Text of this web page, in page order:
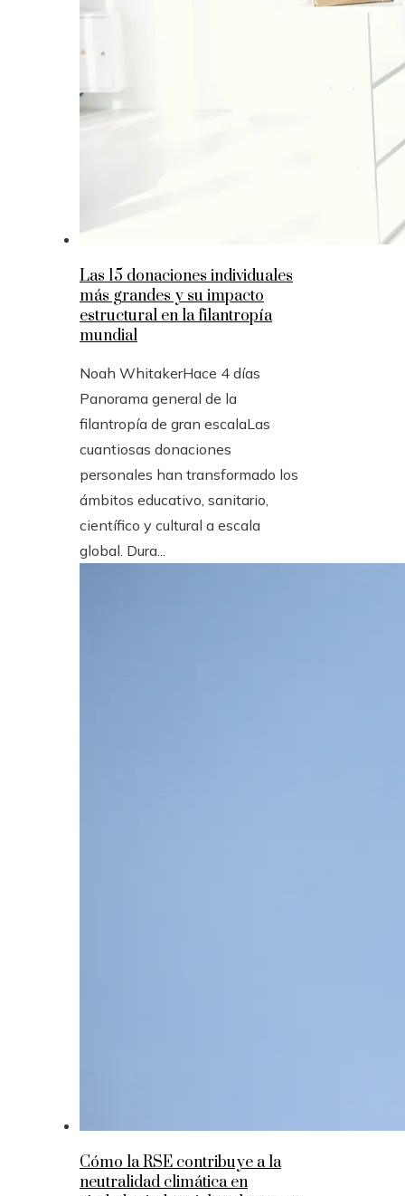
Las 15 donaciones individuales
más grandes y su impacto
estructural en la filantropía
mundial
Noah WhitakerHace 4 días
Panorama general de la
filantropía de gran escalaLas
cuantiosas donaciones
personales han transformado los
ámbitos educativo, sanitario,
científico y cultural a escala
global. Dura...
Cómo la RSE contribuye a la
neutralidad climática en